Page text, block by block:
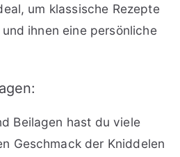
um klassische Rezepte
ihnen eine persönliche
Beilagen hast du viele
Geschmack der Kniddelen